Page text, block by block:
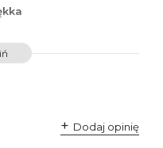
Dodaj opinię